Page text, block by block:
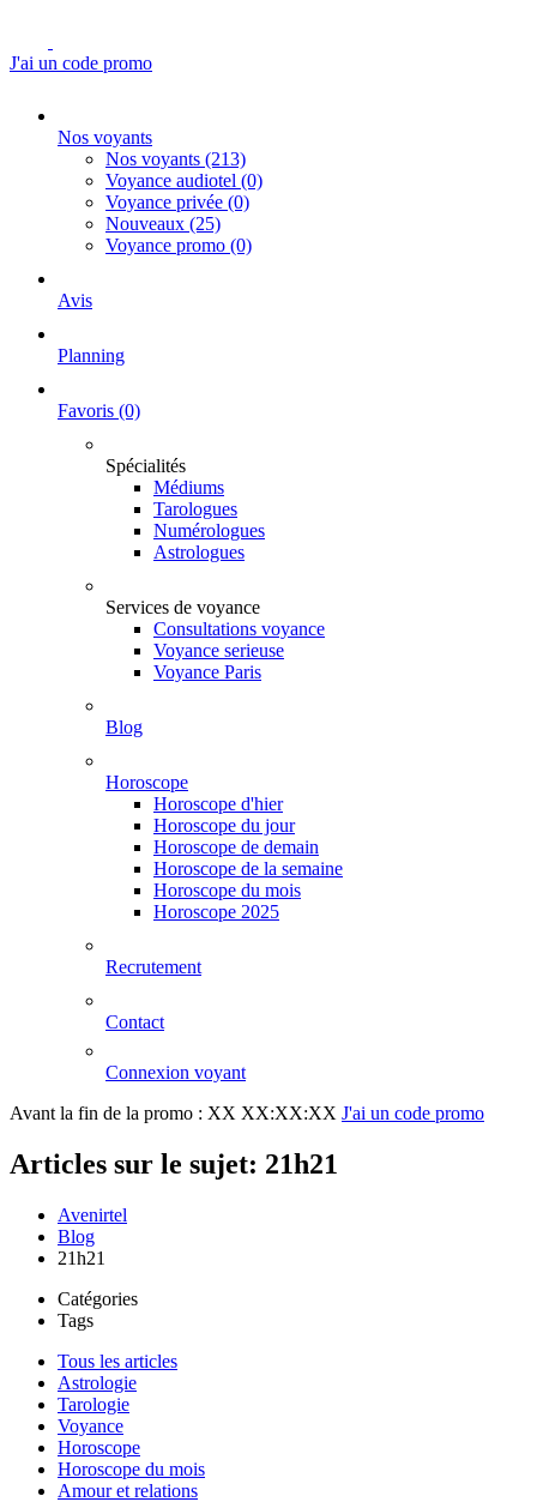
J'ai un code promo
Nos voyants
Nos voyants (213)
Voyance audiotel (0)
Voyance privée (0)
Nouveaux (25)
Voyance promo (0)
Avis
Planning
Favoris (0)
Spécialités
Médiums
Tarologues
Numérologues
Astrologues
Services de voyance
Consultations voyance
Voyance serieuse
Voyance Paris
Blog
Horoscope
Horoscope d'hier
Horoscope du jour
Horoscope de demain
Horoscope de la semaine
Horoscope du mois
Horoscope 2025
Recrutement
Contact
Connexion voyant
Avant la fin de la promo : XX XX:XX:XX J'ai un code promo
Articles sur le sujet: 21h21
Avenirtel
Blog
21h21
Catégories
Tags
Tous les articles
Astrologie
Tarologie
Voyance
Horoscope
Horoscope du mois
Amour et relations